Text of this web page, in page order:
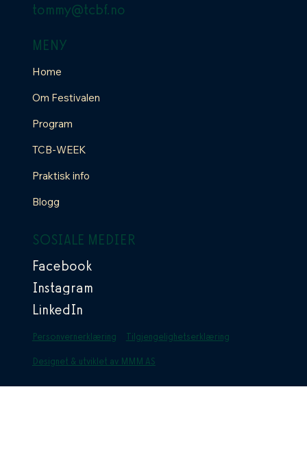
tommy@tcbf.no
MENY
Home
Om Festivalen
Program
TCB-WEEK
Praktisk info
Blogg
SOSIALE MEDIER
Facebook
Instagram
LinkedIn
Personvernerklæring Tilgjengelighetserklæring
Designet & utviklet av MMM AS